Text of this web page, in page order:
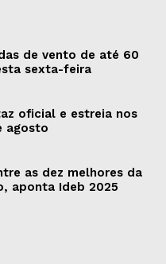
de vento de até 60
sexta-feira
oficial e estreia nos
agosto
as dez melhores da
aponta Ideb 2025